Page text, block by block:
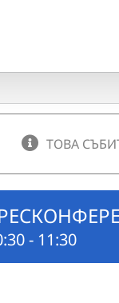
ТОВА
- 11:30